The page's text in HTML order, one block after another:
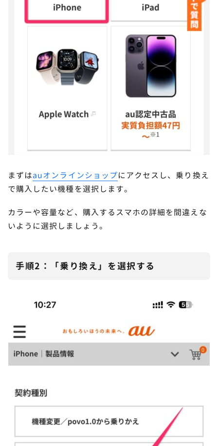
まずはauオンラインショップにアクセスし、乗り換え
で購入したい機種を選択します。
カラーや容量など、購入するスマホの詳細を間違えな
いように選択しましょう。
手順2：「乗り換え」を選択する